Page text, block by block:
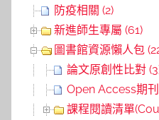
防疫相關 (2)
新進師生專屬 (61)
圖書館資源懶人包
論文原創性比對
Open Access期
課程閱讀清單